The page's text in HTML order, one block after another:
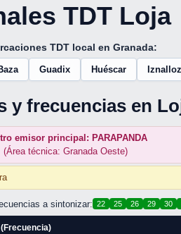
TDT Loja
TDT local en Granada:
Guadix Huéscar Iznalloz
y frecuencias en
emisor principal: PARAPANDA
(Área técnica: Granada Oeste)
a sintonizar: 22 25 26 29 30